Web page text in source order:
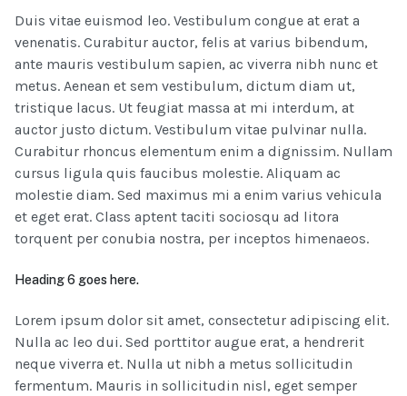
Duis vitae euismod leo. Vestibulum congue at erat a
venenatis. Curabitur auctor, felis at varius bibendum,
ante mauris vestibulum sapien, ac viverra nibh nunc et
metus. Aenean et sem vestibulum, dictum diam ut,
tristique lacus. Ut feugiat massa at mi interdum, at
auctor justo dictum. Vestibulum vitae pulvinar nulla.
Curabitur rhoncus elementum enim a dignissim. Nullam
cursus ligula quis faucibus molestie. Aliquam ac
molestie diam. Sed maximus mi a enim varius vehicula
et eget erat. Class aptent taciti sociosqu ad litora
torquent per conubia nostra, per inceptos himenaeos.
Heading 6 goes here.
Lorem ipsum dolor sit amet, consectetur adipiscing elit.
Nulla ac leo dui. Sed porttitor augue erat, a hendrerit
neque viverra et. Nulla ut nibh a metus sollicitudin
fermentum. Mauris in sollicitudin nisl, eget semper